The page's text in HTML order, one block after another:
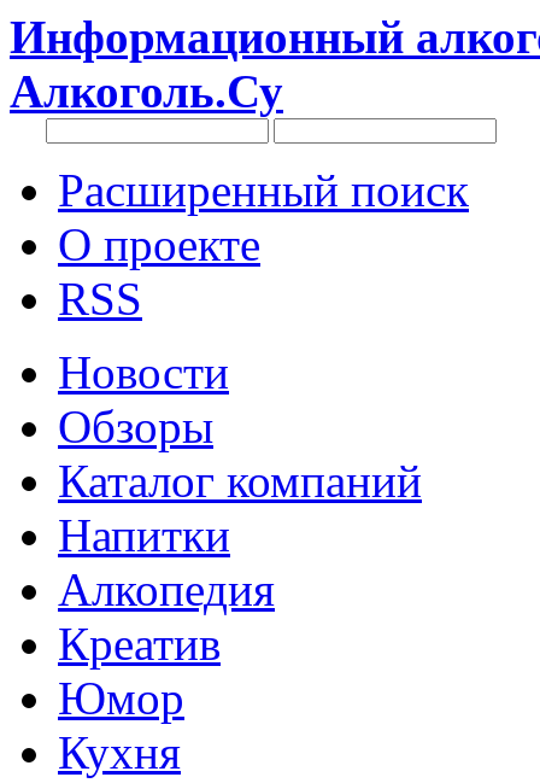
Информационный
Алкоголь.Су
Расширенный поиск
О проекте
RSS
Новости
Обзоры
Каталог компаний
Напитки
Алкопедия
Креатив
Юмор
Кухня